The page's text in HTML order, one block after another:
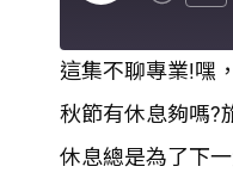
RSS FEED
SHARE
LINK
這集不聊專業!嘿
秋節有休息夠嗎?
休息總是為了下